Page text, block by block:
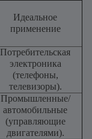
Идеальное
применение
Потребительская
электроника
(телефоны,
телевизоры).
Промышленные/
автомобильные
(управляющие
двигателями).